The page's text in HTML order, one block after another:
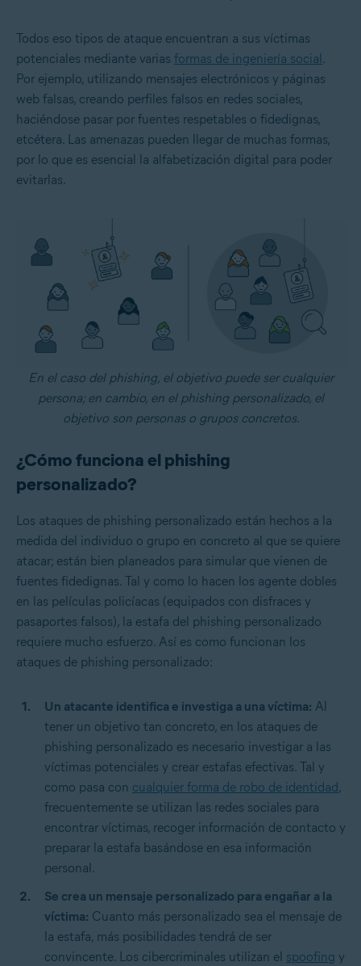
Todos eso tipos de ataque encuentran a sus víctimas
potenciales mediante varias formas de ingeniería social .
Por ejemplo, utilizando mensajes electrónicos y páginas
web falsas, creando perfiles falsos en redes sociales,
haciéndose pasar por fuentes respetables o fidedignas,
etcétera. Las amenazas pueden llegar de muchas formas,
por lo que es esencial la alfabetización digital para poder
evitarlas.
En el caso del phishing, el objetivo puede ser cualquier
persona; en cambio, en el phishing personalizado, el
objetivo son personas o grupos concretos.
¿Cómo funciona el phishing
personalizado?
Los ataques de phishing personalizado están hechos a la
medida del individuo o grupo en concreto al que se quiere
atacar; están bien planeados para simular que vienen de
fuentes fidedignas. Tal y como lo hacen los agente dobles
en las películas policíacas (equipados con disfraces y
pasaportes falsos), la estafa del phishing personalizado
requiere mucho esfuerzo. Así es como funcionan los
ataques de phishing personalizado:
Un atacante identifica e investiga a una víctima: Al
tener un objetivo tan concreto, en los ataques de
phishing personalizado es necesario investigar a las
víctimas potenciales y crear estafas efectivas. Tal y
como pasa con cualquier forma de robo de identidad ,
frecuentemente se utilizan las redes sociales para
encontrar víctimas, recoger información de contacto y
preparar la estafa basándose en esa información
personal.
Se crea un mensaje personalizado para engañar a la
víctima: Cuanto más personalizado sea el mensaje de
la estafa, más posibilidades tendrá de ser
convincente. Los cibercriminales utilizan el spoofing y